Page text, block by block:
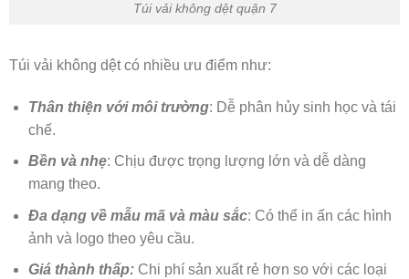
Túi vải không dệt quận 7
Túi vải không dệt có nhiều ưu điểm như:
Thân thiện với môi trường: Dễ phân hủy sinh học và tái
chế.
Bền và nhẹ: Chịu được trọng lượng lớn và dễ dàng
mang theo.
Đa dạng về mẫu mã và màu sắc: Có thể in ấn các hình
ảnh và logo theo yêu cầu.
Giá thành thấp:Chi phí sản xuất rẻ hơn so với các loại